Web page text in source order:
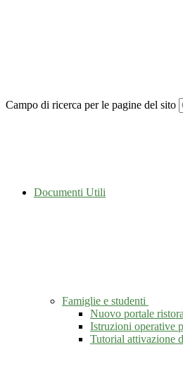
Campo di ricerca per le pagine del sito
Documenti Utili
Famiglie e studenti
Nuovo portale
Istruzioni operative
Tutorial attivazione